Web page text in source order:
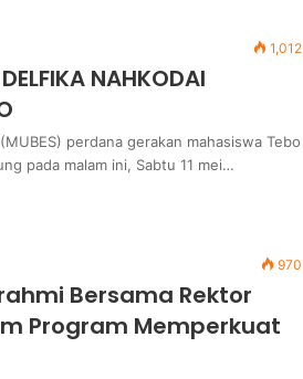
1,012
NAHKODAI
perdana gerakan mahasiswa Tebo
pada malam ini, Sabtu 11 mei…
970
Bersama Rektor
Program Memperkuat